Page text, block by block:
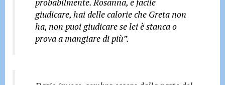
probabilmente. Rosanna, è facile
giudicare, hai delle calorie che Greta non
ha, non puoi giudicare se lei è stanca o
prova a mangiare di più”.